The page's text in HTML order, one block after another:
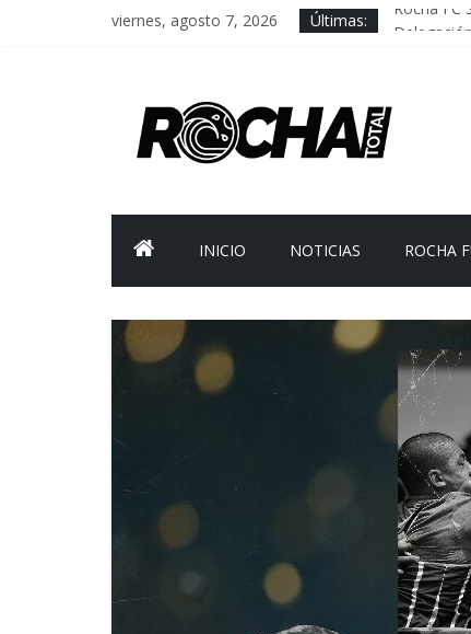
viernes, agosto 7, 2026 Últimas:
Rocha FC
INICIO NOTICIAS ROCHA